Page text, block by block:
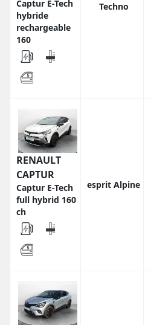
Captur E-Tech
hybride
rechargeable
160
Techno
RENAULT
CAPTUR
Captur E-Tech
full hybrid 160
ch
esprit Alpine